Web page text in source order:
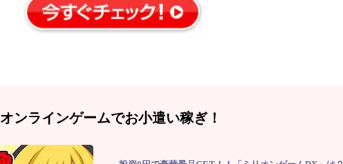
オンラインゲームでお小遣い稼ぎ！